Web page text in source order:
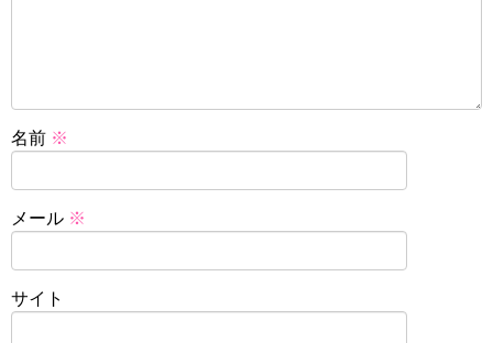
名前 ※
メール ※
サイト